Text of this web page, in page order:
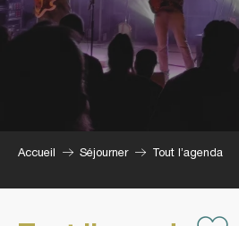
Accueil Séjourner Tout l’agenda